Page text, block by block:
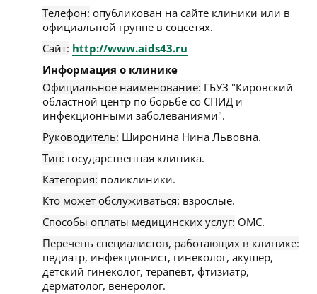
Телефон: опубликован на сайте клиники или в
официальной группе в соцсетях.
Сайт: http://www.aids43.ru
Информация о клинике
Официальное наименование: ГБУЗ "Кировский
областной центр по борьбе со СПИД и
инфекционными заболеваниями".
Руководитель: Широнина Нина Львовна.
Тип: государственная клиника.
Категория: поликлиники.
Кто может обслуживаться: взрослые.
Способы оплаты медицинских услуг: ОМС.
Перечень специалистов, работающих в клинике:
педиатр, инфекционист, гинеколог, акушер,
детский гинеколог, терапевт, фтизиатр,
дерматолог, венеролог.